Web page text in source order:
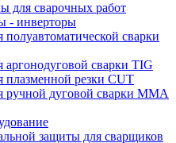
для сварочных работ
- инверторы
сварки
сварки TIG
резки CUT
дуговой сварки MMA
защиты для сварщиков